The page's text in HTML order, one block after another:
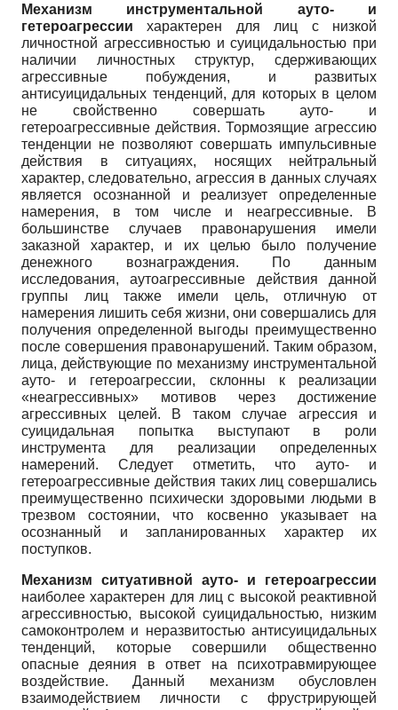
Механизм инструментальной ауто- и
гетероагрессии характерен для лиц с низкой
личностной агрессивностью и суицидальностью при
наличии личностных структур, сдерживающих
агрессивные побуждения, и развитых
антисуицидальных тенденций, для которых в целом
не свойственно совершать ауто- и
гетероагрессивные действия. Тормозящие агрессию
тенденции не позволяют совершать импульсивные
действия в ситуациях, носящих нейтральный
характер, следовательно, агрессия в данных случаях
является осознанной и реализует определенные
намерения, в том числе и неагрессивные. В
большинстве случаев правонарушения имели
заказной характер, и их целью было получение
денежного вознаграждения. По данным
исследования, аутоагрессивные действия данной
группы лиц также имели цель, отличную от
намерения лишить себя жизни, они совершались для
получения определенной выгоды преимущественно
после совершения правонарушений. Таким образом,
лица, действующие по механизму инструментальной
ауто- и гетероагрессии, склонны к реализации
«неагрессивных» мотивов через достижение
агрессивных целей. В таком случае агрессия и
суицидальная попытка выступают в роли
инструмента для реализации определенных
намерений. Следует отметить, что ауто- и
гетероагрессивные действия таких лиц совершались
преимущественно психически здоровыми людьми в
трезвом состоянии, что косвенно указывает на
осознанный и запланированных характер их
поступков.
Механизм ситуативной ауто- и гетероагрессии
наиболее характерен для лиц с высокой реактивной
агрессивностью, высокой суицидальностью, низким
самоконтролем и неразвитостью антисуицидальных
тенденций, которые совершили общественно
опасные деяния в ответ на психотравмирующее
воздействие. Данный механизм обусловлен
взаимодействием личности с фрустрирующей